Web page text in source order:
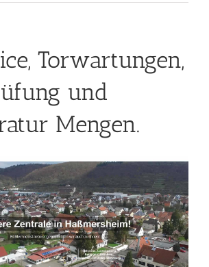
Torwartungen,
und
Mengen.